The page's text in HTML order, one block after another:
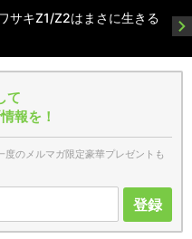
サキZ1/Z2はまさに生きる
て
報を！
のメルマガ限定豪華プレゼントも
登録